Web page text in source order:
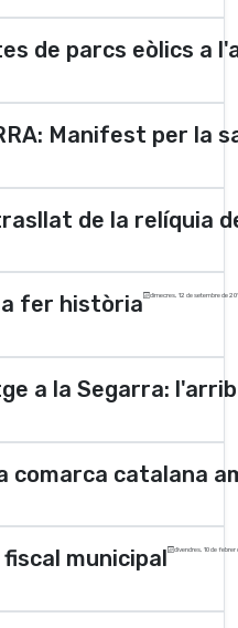
de parcs eòlics a
Manifest per
de la relíquia
fer història dimecres, 12 de setembre de
a la Segarra:
comarca catalana
municipal divendres, 10 de febrer